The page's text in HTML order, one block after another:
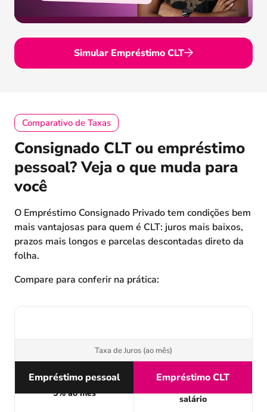
Simular Empréstimo CLT
Comparativo de Taxas
Consignado CLT ou empréstimo
pessoal? Veja o que muda para
você
O Empréstimo Consignado Privado tem condições bem
mais vantajosas para quem é CLT: juros mais baixos,
prazos mais longos e parcelas descontadas direto da
folha.
Compare para conferir na prática:
Empréstimo pessoal Empréstimo CLT
Taxa de Juros (ao mês)
Podem chegar a mais de
5% ao mês
Muito mais baixas por ser
salário